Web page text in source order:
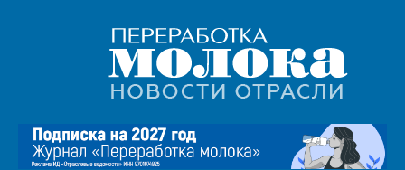
Переработка
молока
|
Новости